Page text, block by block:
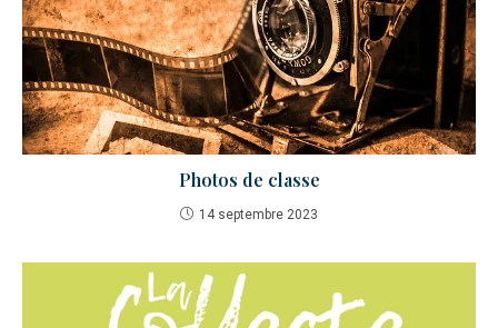
Photos de classe
14 septembre 2023